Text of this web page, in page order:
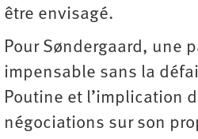
être envisagé.
Pour Søndergaard, une
impensable sans la
Poutine et l’implication
négociations sur son